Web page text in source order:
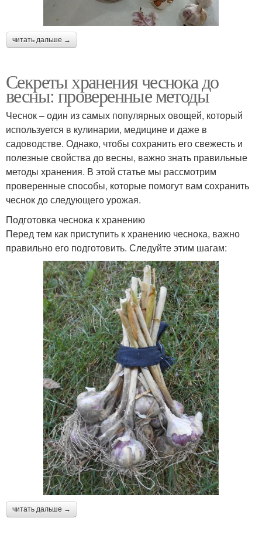
Чеснок для
длительного хранения
Хранение в соли
Хранение в парафине Масло с чесноком
Сухое хранение Хранение в уксусе
Чеснок на зиму Хранение в земле
Чеснок в почве
Температуры для
хранения
Хранение в вакууме Чеснок в косы
Банки для хранения
читать дальше →
Секреты хранения чеснока до
весны: проверенные методы
Чеснок – один из самых популярных овощей, который
используется в кулинарии, медицине и даже в
садоводстве. Однако, чтобы сохранить его свежесть и
полезные свойства до весны, важно знать правильные
методы хранения. В этой статье мы рассмотрим
проверенные способы, которые помогут вам сохранить
чеснок до следующего урожая.
Подготовка чеснока к хранению
Перед тем как приступить к хранению чеснока, важно
правильно его подготовить. Следуйте этим шагам:
читать дальше →